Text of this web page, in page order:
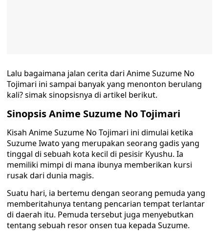
Lalu bagaimana jalan cerita dari Anime Suzume No
Tojimari ini sampai banyak yang menonton berulang
kali? simak sinopsisnya di artikel berikut.
Sinopsis Anime Suzume No Tojimari
Kisah Anime Suzume No Tojimari ini dimulai ketika
Suzume Iwato yang merupakan seorang gadis yang
tinggal di sebuah kota kecil di pesisir Kyushu. Ia
memiliki mimpi di mana ibunya memberikan kursi
rusak dari dunia magis.
Suatu hari, ia bertemu dengan seorang pemuda yang
memberitahunya tentang pencarian tempat terlantar
di daerah itu. Pemuda tersebut juga menyebutkan
tentang sebuah resor onsen tua kepada Suzume.